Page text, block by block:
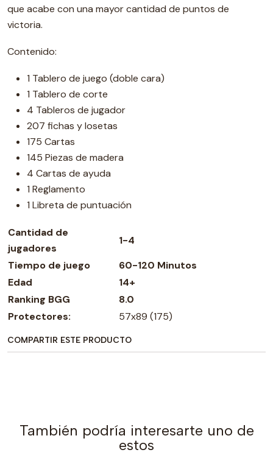
que acabe con una mayor cantidad de puntos de
victoria.
Contenido:
1 Tablero de juego (doble cara)
1 Tablero de corte
4 Tableros de jugador
207 fichas y losetas
175 Cartas
145 Piezas de madera
4 Cartas de ayuda
1 Reglamento
1 Libreta de puntuación
Cantidad de
jugadores
1-4
Tiempo de juego
60-120 Minutos
Edad
14+
Ranking BGG
8.0
Protectores:
57x89 (175)
COMPARTIR ESTE PRODUCTO
También podría interesarte uno de
estos